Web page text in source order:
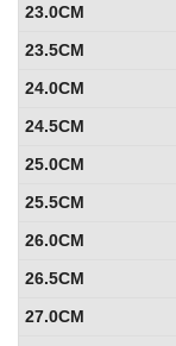
23.0CM
23.5CM
24.0CM
24.5CM
25.0CM
25.5CM
26.0CM
26.5CM
27.0CM